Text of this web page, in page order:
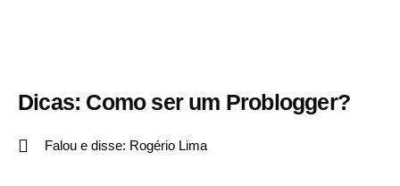
Dicas: Como ser um Problogger?
Falou e disse: Rogério Lima